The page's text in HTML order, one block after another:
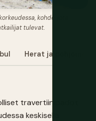
kohde, jota
tulevat.
Herat ja pohjoinen
travertiinipadot
keskisellä